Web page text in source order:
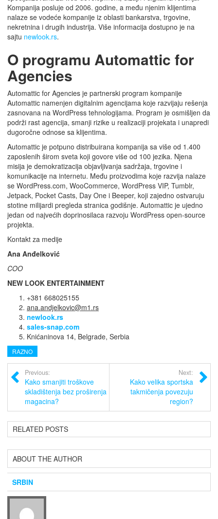
Kompanija posluje od 2006. godine, a među njenim klijentima
nalaze se vodeće kompanije iz oblasti bankarstva, trgovine,
nekretnina i drugih industrija. Više informacija dostupno je na
sajtu newlook.rs.
O programu Automattic for
Agencies
Automattic for Agencies je partnerski program kompanije
Automattic namenjen digitalnim agencijama koje razvijaju rešenja
zasnovana na WordPress tehnologijama. Program je osmišljen da
podrži rast agencija, smanji rizike u realizaciji projekata i unapredi
dugoročne odnose sa klijentima.
Automattic je potpuno distribuirana kompanija sa više od 1.400
zaposlenih širom sveta koji govore više od 100 jezika. Njena
misija je demokratizacija objavljivanja sadržaja, trgovine i
komunikacije na internetu. Među proizvodima koje razvija nalaze
se WordPress.com, WooCommerce, WordPress VIP, Tumblr,
Jetpack, Pocket Casts, Day One i Beeper, koji zajedno ostvaruju
stotine milijardi pregleda stranica godišnje. Automattic je ujedno
jedan od najvećih doprinosilaca razvoju WordPress open-source
projekta.
Kontakt za medije
Ana Anđelković
COO
NEW LOOK ENTERTAINMENT
+381 668025155
ana.andjelkovic@m1.rs
newlook.rs
sales-snap.com
Knićaninova 14, Belgrade, Serbia
RAZNO
Previous:
Kako smanjiti troškove
skladištenja bez proširenja
magacina?
Next:
Kako velika sportska
takmičenja povezuju
region?
RELATED POSTS
ABOUT THE AUTHOR
SRBIN